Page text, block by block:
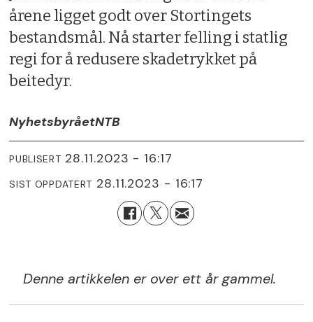
årene ligget godt over Stortingets
bestandsmål. Nå starter felling i statlig
regi for å redusere skadetrykket på
beitedyr.
NyhetsbyråetNTB
PUBLISERT 28.11.2023 - 16:17
SIST OPPDATERT 28.11.2023 - 16:17
Denne artikkelen er over ett år gammel.